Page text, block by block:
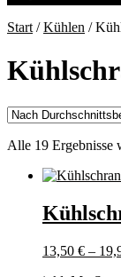
Start /Kühlen /
Alle 19 Ergebnisse
13,50 € –